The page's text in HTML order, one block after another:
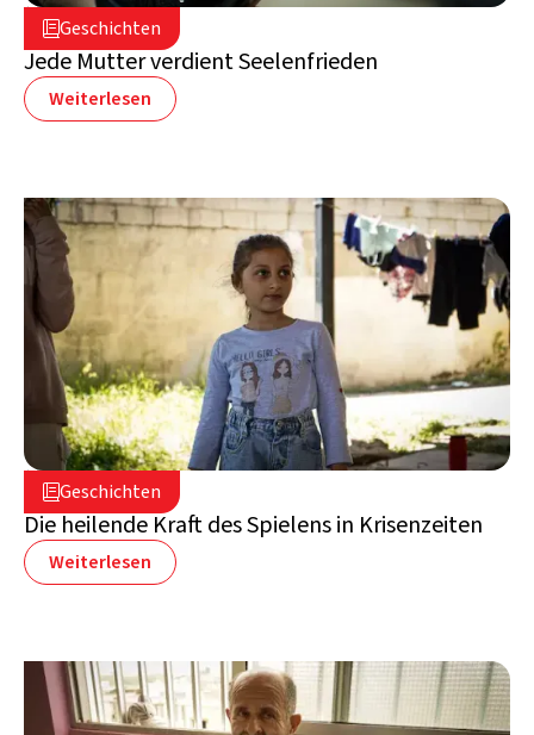
Geschichten
5. August 2026
Libanon
Jede Mutter verdient Seelenfrieden
Weiterlesen
Geschichten
16. Juli 2026
Libanon
Die heilende Kraft des Spielens in Krisenzeiten
Weiterlesen